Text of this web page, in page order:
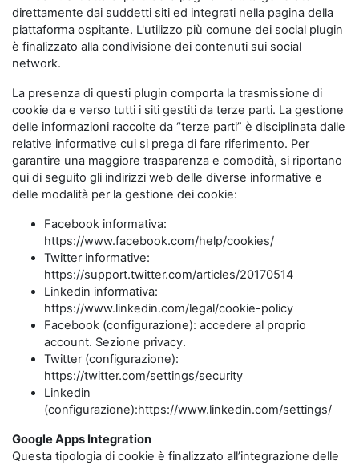
direttamente dai suddetti siti ed integrati nella pagina della
piattaforma ospitante. L'utilizzo più comune dei social plugin
è finalizzato alla condivisione dei contenuti sui social
network.
La presenza di questi plugin comporta la trasmissione di
cookie da e verso tutti i siti gestiti da terze parti. La gestione
delle informazioni raccolte da “terze parti” è disciplinata dalle
relative informative cui si prega di fare riferimento. Per
garantire una maggiore trasparenza e comodità, si riportano
qui di seguito gli indirizzi web delle diverse informative e
delle modalità per la gestione dei cookie:
Facebook informativa:
https://www.facebook.com/help/cookies/
Twitter informative:
https://support.twitter.com/articles/20170514
Linkedin informativa:
https://www.linkedin.com/legal/cookie-policy
Facebook (configurazione): accedere al proprio
account. Sezione privacy.
Twitter (configurazione):
https://twitter.com/settings/security
Linkedin
(configurazione):https://www.linkedin.com/settings/
Google Apps Integration
Questa tipologia di cookie è finalizzato all’integrazione delle